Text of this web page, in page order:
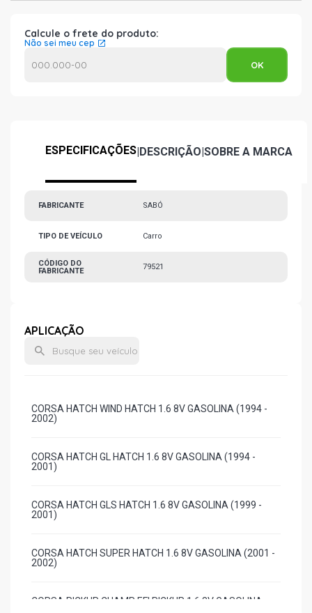
Calcule o frete do produto:
Não sei meu cep
ESPECIFICAÇÕES|DESCRIÇÃO|SOBRE A MARCA
FABRICANTE SABÓ
TIPO DE VEÍCULO Carro
CÓDIGO DO
FABRICANTE
79521
APLICAÇÃO
CORSA HATCH WIND HATCH 1.6 8V GASOLINA (1994 -
2002)
CORSA HATCH GL HATCH 1.6 8V GASOLINA (1994 -
2001)
CORSA HATCH GLS HATCH 1.6 8V GASOLINA (1999 -
2001)
CORSA HATCH SUPER HATCH 1.6 8V GASOLINA (2001 -
2002)
CORSA PICKUP CHAMP EFI PICKUP 1.6 8V GASOLINA